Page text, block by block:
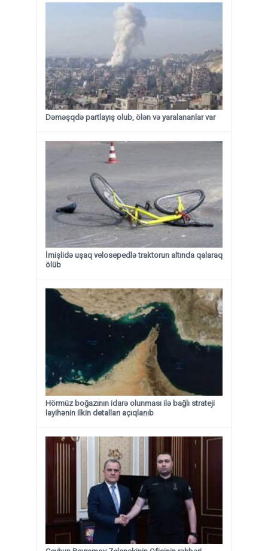
Dəməşqdə partlayış olub, ölən və yaralananlar var
İmişlidə uşaq velosepedlə traktorun altında qalaraq
ölüb
Hörmüz boğazının idarə olunması ilə bağlı strateji
layihənin ilkin detalları açıqlanıb